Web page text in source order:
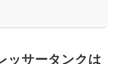
ッサータンクは